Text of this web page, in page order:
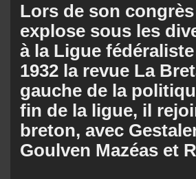
Lors de son
explose sous les
à la Ligue
1932 la revue La
gauche de la
fin de la ligue, il
breton, avec
Goulven Mazéas et